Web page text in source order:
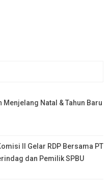
Natal & Tahun Baru
II Gelar RDP Bersama PT
dan Pemilik SPBU